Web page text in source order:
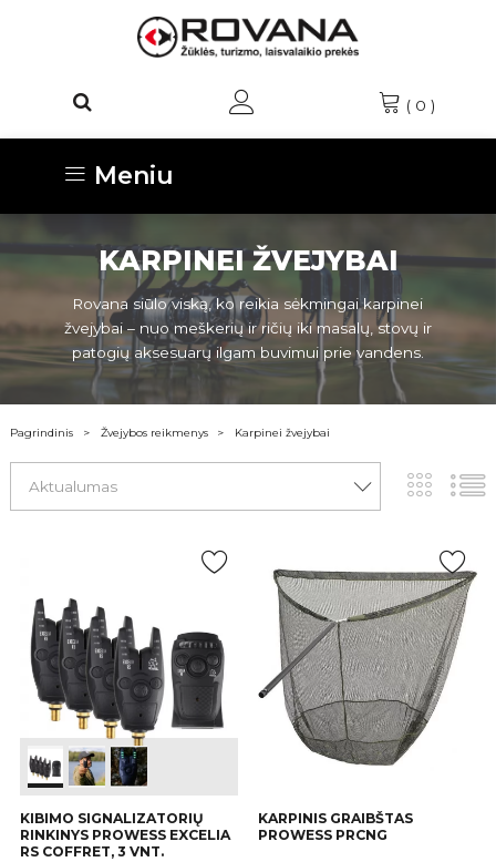
( 0 )
Meniu
KARPINEI ŽVEJYBAI
Rovana siūlo viską, ko reikia sėkmingai karpinei
žvejybai – nuo meškerių ir ričių iki masalų, stovų ir
patogių aksesuarų ilgam buvimui prie vandens.
Pagrindinis Žvejybos reikmenys Karpinei žvejybai
Aktualumas
KIBIMO SIGNALIZATORIŲ
RINKINYS PROWESS EXCELIA
RS COFFRET, 3 VNT.
KARPINIS GRAIBŠTAS
PROWESS PRCNG